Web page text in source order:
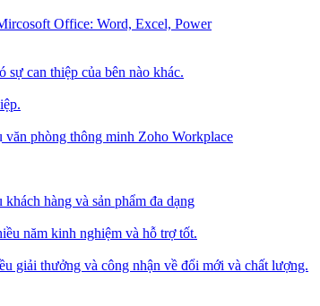
Office: Word, Excel, Power
sự can thiệp của bên nào khác.
phòng thông minh Zoho Workplace
hàng và sản phẩm đa dạng
năm kinh nghiệm và hỗ trợ tốt.
giải thưởng và công nhận về đổi mới và chất lượng.